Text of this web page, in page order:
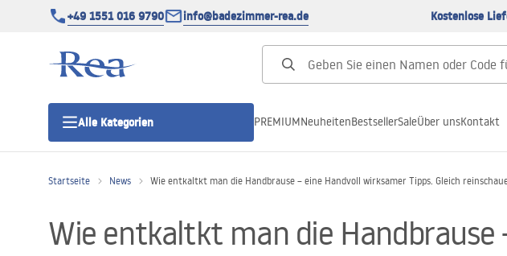
+49 1551 016 9790 info@badezimmer-rea.de Kostenlose
Alle Kategorien
Duschtüren
PREMIUMNeuheitenBestsellerSaleÜber unsKontakt
Startseite News Wie entkaltkt man die Handbrause – eine Handvoll wirksamer Tipps. Gleich
Wie entkaltkt man die Handbrause